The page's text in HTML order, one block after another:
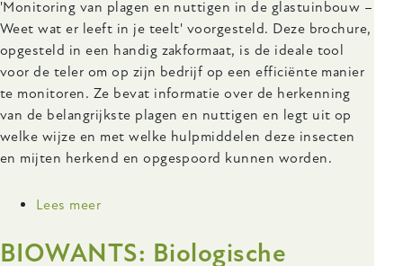
'Monitoring van plagen en nuttigen in de glastuinbouw –
Weet wat er leeft in je teelt' voorgesteld. Deze brochure,
opgesteld in een handig zakformaat, is de ideale tool
voor de teler om op zijn bedrijf op een efficiënte manier
te monitoren. Ze bevat informatie over de herkenning
van de belangrijkste plagen en nuttigen en legt uit op
welke wijze en met welke hulpmiddelen deze insecten
en mijten herkend en opgespoord kunnen worden.
Lees meer
van
BIOWANTS: Biologische